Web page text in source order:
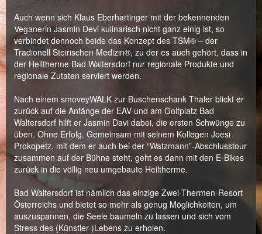
Auch wenn sich Klaus Eberhartinger mit der bekennenden
Veganerin Jasmin Devi kulinarisch nicht ganz einig ist, so
verbindet dennoch beide das Konzept des TSM® – der
Tradionell Steirischen Medizin®, zu der es auch gehört, dass in
der Heiltherme Bad Waltersdorf nur regionale Produkte und
regionale Zutaten serviert werden.
Nach einem smoveyWALK zur Buschenschank Thaler blickt er
zurück auf die Anfänge der EAV und am Golfplatz Bad
Waltersdorf hilft er Jasmin Davi dabei, die ersten Schwünge zu
üben. Ohne Erfolg. Gemeinsam mit seinem Kollegen Joesi
Prokopetz, mit dem er auch bei der “Watzmann”-Abschlusstour
zusammen auf der Bühne steht, geht es dann mit den E-Bikes
zurück in die völlig neu umgebaute Heiltherme.
Bad Waltersdorf ist nämlich das einzige Zwei-Thermen-Resort
Österreichs und bietet so mehr als genug Möglichkeiten, um
auszuspannen, die Seele baumeln zu lassen und sich vom
Stress des (Künstler-)Lebens zu erholen.